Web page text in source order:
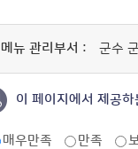
메뉴 관리부서 : 군수
이 페이지에서 제공
매우만족 만족